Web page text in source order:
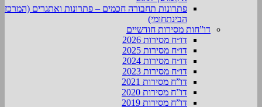
פתרונות תחבורה חכמים – פתרונות ואתגרים (המרכז
הבינתחומי)
דו”חות מסירות חודשיים
דו״ח מסירות 2026
דו״ח מסירות 2025
דו״ח מסירות 2024
דו״ח מסירות 2023
דו”ח מסירות 2021
דו”ח מסירות 2020
דו”ח מסירות 2019